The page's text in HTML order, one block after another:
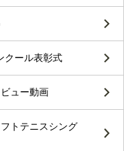
クール表彰式
ュー動画
トテニスシング